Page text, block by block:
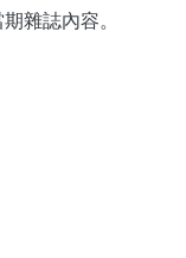
雜誌內容。